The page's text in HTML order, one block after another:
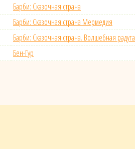
Барби: Сказочная страна
Барби: Сказочная страна Мермедия
Барби: Сказочная страна. Волшебная радуга
Бен-Гур